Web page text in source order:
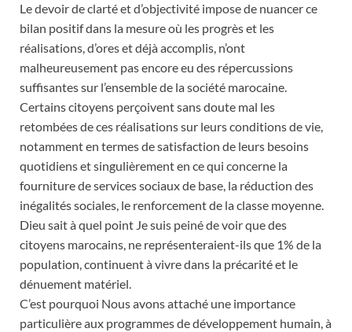
Le devoir de clarté et d’objectivité impose de nuancer ce
bilan positif dans la mesure où les progrès et les
réalisations, d’ores et déjà accomplis, n’ont
malheureusement pas encore eu des répercussions
suffisantes sur l’ensemble de la société marocaine.
Certains citoyens perçoivent sans doute mal les
retombées de ces réalisations sur leurs conditions de vie,
notamment en termes de satisfaction de leurs besoins
quotidiens et singulièrement en ce qui concerne la
fourniture de services sociaux de base, la réduction des
inégalités sociales, le renforcement de la classe moyenne.
Dieu sait à quel point Je suis peiné de voir que des
citoyens marocains, ne représenteraient-ils que 1% de la
population, continuent à vivre dans la précarité et le
dénuement matériel.
C’est pourquoi Nous avons attaché une importance
particulière aux programmes de développement humain, à